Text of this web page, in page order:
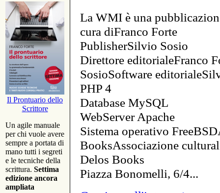
Il Prontuario dello
Scrittore
Un agile manuale
per chi vuole avere
sempre a portata di
mano tutti i segreti
e le tecniche della
scrittura. Settima
edizione ancora
ampliata
La WMI è una
cura diFranco Forte
PublisherSilvio Sosio
Direttore editorialeFranco
SosioSoftware
PHP 4
Database MySQL
WebServer Apache
Sistema operativo
BooksAssociazione
Delos Books
Piazza Bonomelli, 6/4...